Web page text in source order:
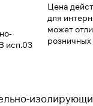
исп.03
Цена
для
может
розничных